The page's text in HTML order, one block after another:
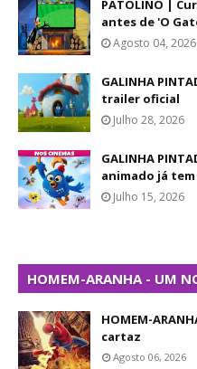
PATOLINO |
antes de 'O
Agosto 04, 2026
GALINHA
trailer oficial
Julho 28, 2026
GALINHA
animado já
Julho 15, 2026
HOMEM-ARANHA - UM
HOMEM-
cartaz
Agosto 06, 2026